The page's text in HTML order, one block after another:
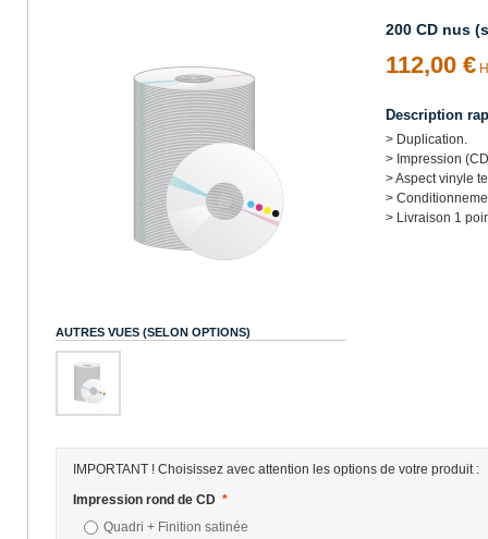
AUTRES VUES (SELON OPTIONS)
200 CD nus
112,00 €
Description
> Duplication.
> Impression
> Aspect vinyle
>
> Livraison 1
IMPORTANT ! Choisissez avec attention les options de votre produit :
Impression rond de CD *
Quadri + Finition satinée